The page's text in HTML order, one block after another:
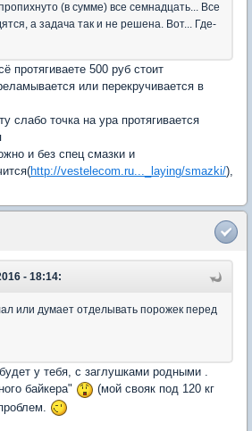
(в сумме) все семнадцать... Все
а задача так и не решена. Вот... Где-
протягиваете 500 руб стоит
или перекручивается в
слабо точка на ура протягивается
и без спец смазки и
http://vestelecom.ru..._laying/smazki/),
- 18:14:
или думает отделывать порожек перед
у тебя, с заглушками родными .
байкера"
(мой свояк под 120 кг